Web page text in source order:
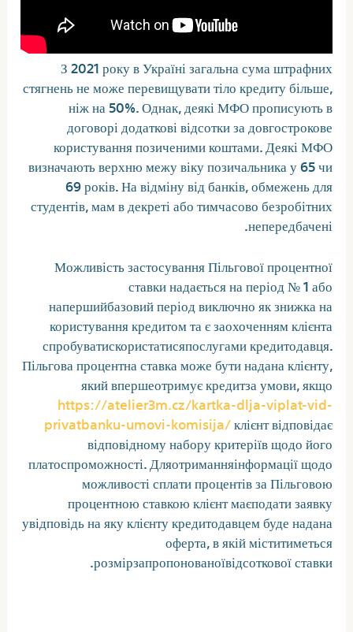
З 2021 року в Україні загальна сума штрафних
стягнень не може перевищувати тіло кредиту більше,
ніж на 50%. Однак, деякі МФО прописують в
договорі додаткові відсотки за довгострокове
користування позиченими коштами. Деякі МФО
визначають верхню межу віку позичальника у 65 чи
69 років. На відміну від банків, обмежень для
студентів, мам в декреті або тимчасово безробітних
непередбачені.
Можливість застосування Пільгової процентної
ставки надається на період № 1 або
напершийбазовий період виключно як знижка на
користування кредитом та є заохоченням клієнта
спробуватискористатисяпослугами кредитодавця.
Пільгова процентна ставка може бути надана клієнту,
який впершеотримує кредитза умови, якщо
https://atelier3m.cz/kartka-dlja-viplat-vid-
privatbanku-umovi-komisija/клієнт відповідає
відповідному набору критеріїв щодо його
платоспроможності. Дляотриманняінформації щодо
можливості сплати процентів за Пільговою
процентною ставкою клієнт маєподати заявку
увідповідь на яку клієнту кредитодавцем буде надана
оферта, в якій міститиметься
розмірзапропонованоївідсоткової ставки.